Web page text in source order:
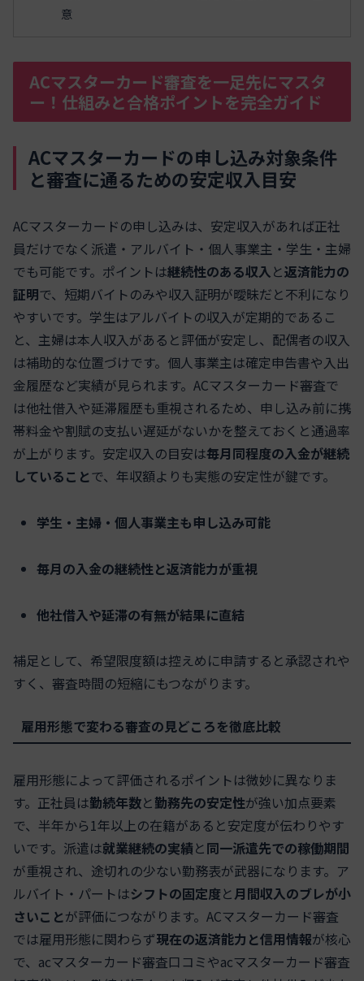
意
ACマスターカード審査を一足先にマスタ
ー！仕組みと合格ポイントを完全ガイド
ACマスターカードの申し込み対象条件
と審査に通るための安定収入目安
ACマスターカードの申し込みは、安定収入があれば正社
員だけでなく派遣・アルバイト・個人事業主・学生・主婦
でも可能です。ポイントは継続性のある収入と返済能力の
証明で、短期バイトのみや収入証明が曖昧だと不利になり
やすいです。学生はアルバイトの収入が定期的であるこ
と、主婦は本人収入があると評価が安定し、配偶者の収入
は補助的な位置づけです。個人事業主は確定申告書や入出
金履歴など実績が見られます。ACマスターカード審査で
は他社借入や延滞履歴も重視されるため、申し込み前に携
帯料金や割賦の支払い遅延がないかを整えておくと通過率
が上がります。安定収入の目安は毎月同程度の入金が継続
していることで、年収額よりも実態の安定性が鍵です。
学生・主婦・個人事業主も申し込み可能
毎月の入金の継続性と返済能力が重視
他社借入や延滞の有無が結果に直結
補足として、希望限度額は控えめに申請すると承認されや
すく、審査時間の短縮にもつながります。
雇用形態で変わる審査の見どころを徹底比較
雇用形態によって評価されるポイントは微妙に異なりま
す。正社員は勤続年数と勤務先の安定性が強い加点要素
で、半年から1年以上の在籍があると安定度が伝わりやす
いです。派遣は就業継続の実績と同一派遣先での稼働期間
が重視され、途切れの少ない勤務表が武器になります。ア
ルバイト・パートはシフトの固定度と月間収入のブレが小
さいことが評価につながります。ACマスターカード審査
では雇用形態に関わらず現在の返済能力と信用情報が核心
で、acマスターカード審査口コミやacマスターカード審査